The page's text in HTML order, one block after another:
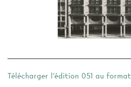
Télécharger l'édition 051 au